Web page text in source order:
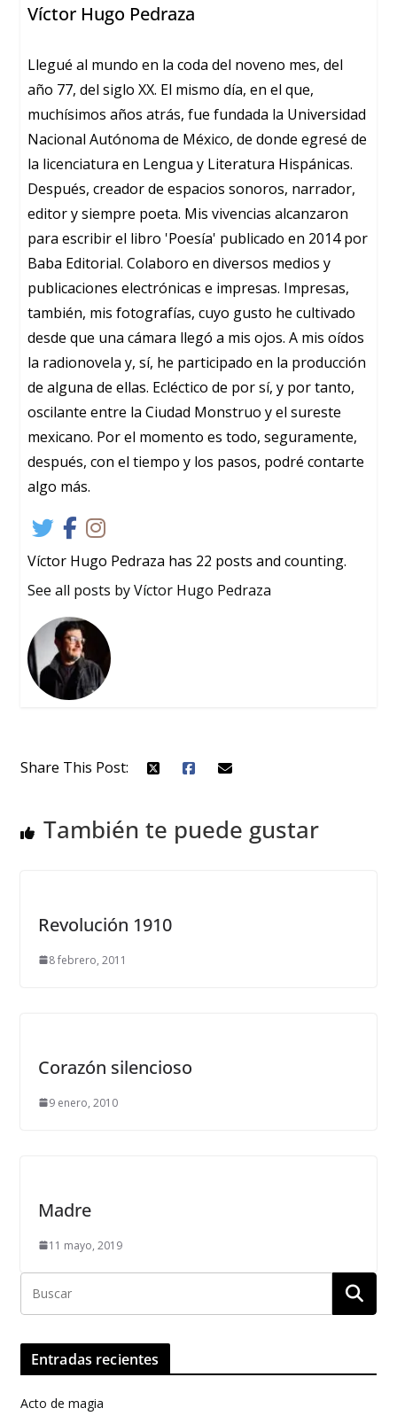
Víctor Hugo Pedraza
Llegué al mundo en la coda del noveno mes, del
año 77, del siglo XX. El mismo día, en el que,
muchísimos años atrás, fue fundada la Universidad
Nacional Autónoma de México, de donde egresé de
la licenciatura en Lengua y Literatura Hispánicas.
Después, creador de espacios sonoros, narrador,
editor y siempre poeta. Mis vivencias alcanzaron
para escribir el libro 'Poesía' publicado en 2014 por
Baba Editorial. Colaboro en diversos medios y
publicaciones electrónicas e impresas. Impresas,
también, mis fotografías, cuyo gusto he cultivado
desde que una cámara llegó a mis ojos. A mis oídos
la radionovela y, sí, he participado en la producción
de alguna de ellas. Ecléctico de por sí, y por tanto,
oscilante entre la Ciudad Monstruo y el sureste
mexicano. Por el momento es todo, seguramente,
después, con el tiempo y los pasos, podré contarte
algo más.
Víctor Hugo Pedraza has 22 posts and counting.
See all posts by Víctor Hugo Pedraza
Share This Post:
También te puede gustar
Revolución 1910
8 febrero, 2011
Corazón silencioso
9 enero, 2010
Madre
11 mayo, 2019
Entradas recientes
Acto de magia